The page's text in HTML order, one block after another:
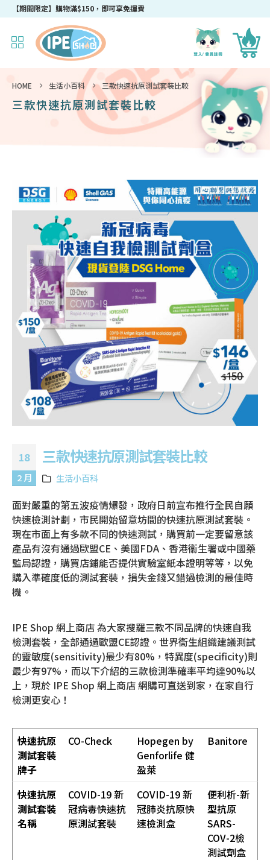
【期間限定】購物滿$150，即可享免運費
成為IPEshop會員，新會員即可獲得迎新$50購物優惠碼！
HOME 生活小百科 三款快速抗原測試套裝比較
三款快速抗原測試套裝比較
18
2 月
三款快速抗原測試套裝比較
生活小百科
面對嚴重的第五波疫情爆發，政府日前宣布推行全民自願
快速檢測計劃，市民開始留意坊間的快速抗原測試套裝。
現在市面上有多款不同的快速測試，購買前一定要留意該
產品有沒有通過歐盟CE、美國FDA、香港衞生署或中國藥
監局認證，購買店鋪能否提供實驗室紙本證明等等，以免
購入準確度低的測試套裝，損失金錢又錯過檢測的最佳時
機。
IPE Shop 網上商店 為大家搜羅三款不同品牌的快速自我
檢測套裝，全部通過歐盟CE認證。世界衞生組織建議測試
的靈敏度(sensitivity)最少有80%，特異度(specificity)則
最少有97%，而以下介紹的三款檢測準確率平均達90%以
上，現於 IPE Shop 網上商店 網購可直送到家，在家自行
檢測更安心！
快速抗原
測試套裝
牌子
CO-Check
Hopegen by
Genforlife 健
盈萊
Banitore
快速抗原
測試套裝
名稱
COVID-19 新
冠病毒快速抗
原測試套裝
COVID-19 新
冠肺炎抗原快
速檢測盒
便利析-新
型抗原
SARS-
COV-2檢
測試劑盒